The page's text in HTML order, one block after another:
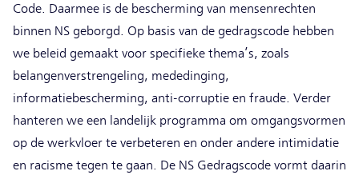
Code. Daarmee is de bescherming van mensenrechten
binnen NS geborgd. Op basis van de gedragscode hebben
we beleid gemaakt voor specifieke thema’s, zoals
belangenverstrengeling, mededinging,
informatiebescherming, anti-corruptie en fraude. Verder
hanteren we een landelijk programma om omgangsvormen
op de werkvloer te verbeteren en onder andere intimidatie
en racisme tegen te gaan. De NS Gedragscode vormt daarin